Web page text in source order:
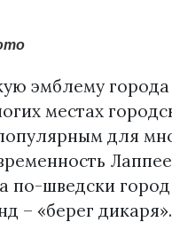
эмблему
местах
для
по-шведски
– «берег дикаря».